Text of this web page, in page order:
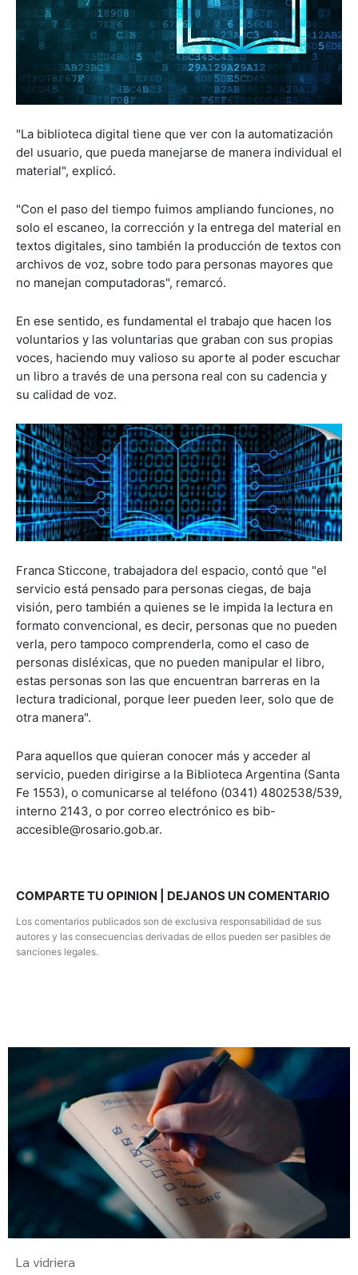
"La biblioteca digital tiene que ver con la automatización
del usuario, que pueda manejarse de manera individual el
material", explicó.
"Con el paso del tiempo fuimos ampliando funciones, no
solo el escaneo, la corrección y la entrega del material en
textos digitales, sino también la producción de textos con
archivos de voz, sobre todo para personas mayores que
no manejan computadoras", remarcó.
En ese sentido, es fundamental el trabajo que hacen los
voluntarios y las voluntarias que graban con sus propias
voces, haciendo muy valioso su aporte al poder escuchar
un libro a través de una persona real con su cadencia y
su calidad de voz.
Franca Sticcone, trabajadora del espacio, contó que "el
servicio está pensado para personas ciegas, de baja
visión, pero también a quienes se le impida la lectura en
formato convencional, es decir, personas que no pueden
verla, pero tampoco comprenderla, como el caso de
personas disléxicas, que no pueden manipular el libro,
estas personas son las que encuentran barreras en la
lectura tradicional, porque leer pueden leer, solo que de
otra manera".
Para aquellos que quieran conocer más y acceder al
servicio, pueden dirigirse a la Biblioteca Argentina (Santa
Fe 1553), o comunicarse al teléfono (0341) 4802538/539,
interno 2143, o por correo electrónico es bib-
accesible@rosario.gob.ar.
COMPARTE TU OPINION | DEJANOS UN COMENTARIO
Los comentarios publicados son de exclusiva responsabilidad de sus
autores y las consecuencias derivadas de ellos pueden ser pasibles de
sanciones legales.
La vidriera